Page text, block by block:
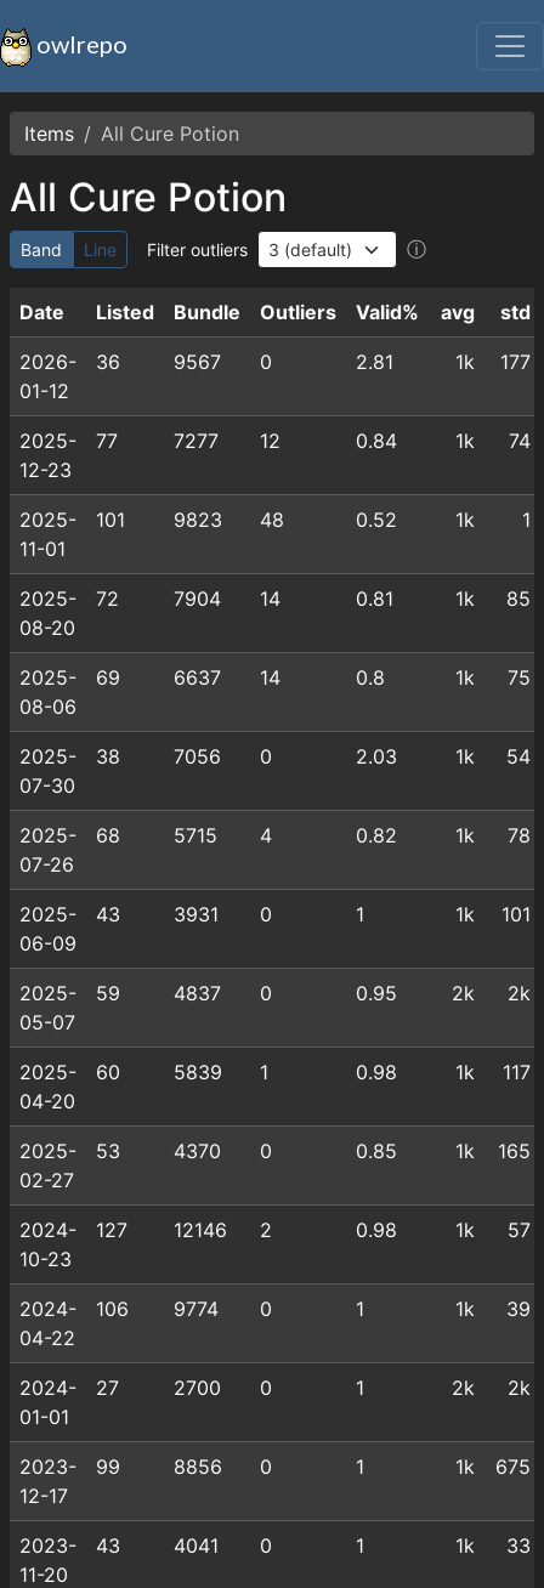
owlrepo
Items All Cure Potion
All Cure Potion
Band Line Filter outliers ⓘ
Date Listed Bundle Outliers Valid% avg std
2026-
01-12
36 9567 0 2.81 1k 177
2025-
12-23
77 7277 12 0.84 1k 74
2025-
11-01
101 9823 48 0.52 1k 1
2025-
08-20
72 7904 14 0.81 1k 85
2025-
08-06
69 6637 14 0.8 1k 75
2025-
07-30
38 7056 0 2.03 1k 54
2025-
07-26
68 5715 4 0.82 1k 78
2025-
06-09
43 3931 0 1 1k 101
2025-
05-07
59 4837 0 0.95 2k 2k
2025-
04-20
60 5839 1 0.98 1k 117
2025-
02-27
53 4370 0 0.85 1k 165
2024-
10-23
127 12146 2 0.98 1k 57
2024-
04-22
106 9774 0 1 1k 39
2024-
01-01
27 2700 0 1 2k 2k
2023-
12-17
99 8856 0 1 1k 675
2023-
11-20
43 4041 0 1 1k 33